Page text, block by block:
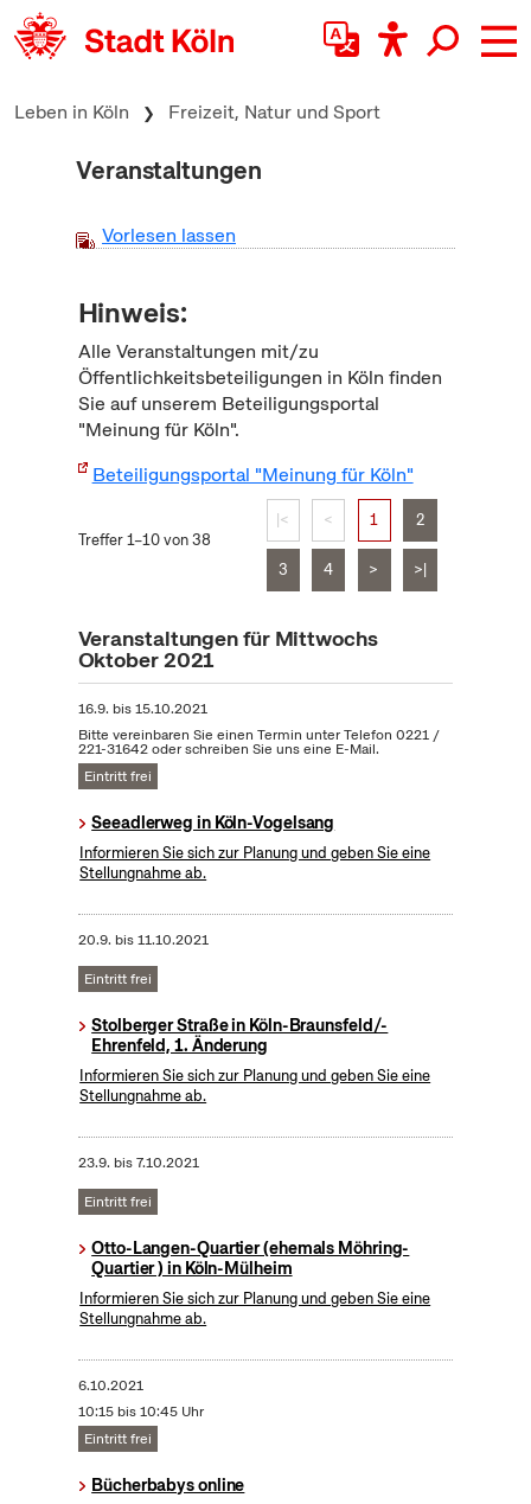
zum Inhalt springen
Leben in Köln Freizeit, Natur und Sport
Veranstaltungen
Vorlesen lassen
Hinweis:
Alle Veranstaltungen mit/zu
Öffentlichkeitsbeteiligungen in Köln finden
Sie auf unserem Beteiligungsportal
"Meinung für Köln".
Beteiligungsportal "Meinung für Köln"
Treffer 1–10 von 38
|< < 1 2
3 4 > >|
Veranstaltungen für Mittwochs
Oktober 2021
16.9. bis15.10.2021
Bitte vereinbaren Sie einen Termin unter Telefon 0221 /
221-31642 oder schreiben Sie uns eine E-Mail.
Eintritt frei
Seeadlerweg in Köln-Vogelsang
Informieren Sie sich zur Planung und geben Sie eine
Stellungnahme ab.
20.9. bis11.10.2021
Eintritt frei
Stolberger Straße in Köln-Braunsfeld/-
Ehrenfeld, 1. Änderung
Informieren Sie sich zur Planung und geben Sie eine
Stellungnahme ab.
23.9. bis7.10.2021
Eintritt frei
Otto-Langen-Quartier (ehemals Möhring-
Quartier ) in Köln-Mülheim
Informieren Sie sich zur Planung und geben Sie eine
Stellungnahme ab.
6.10.2021
10:15 bis 10:45 Uhr
Eintritt frei
Bücherbabys online